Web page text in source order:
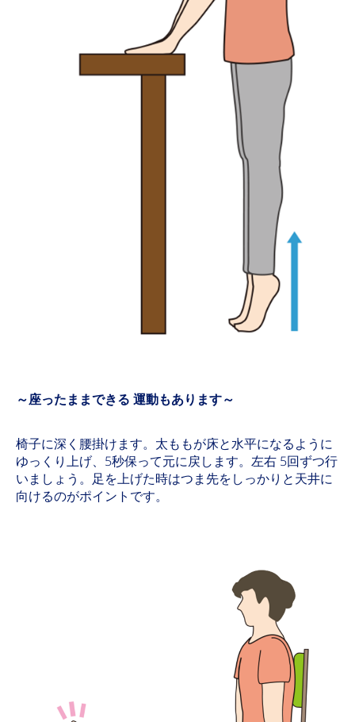
～座ったままできる 運動もあります～
椅子に深く腰掛けます。太ももが床と水平になるように
ゆっくり上げ、5秒保って元に戻します。左右 5回ずつ行
いましょう。足を上げた時はつま先をしっかりと天井に
向けるのがポイントです。